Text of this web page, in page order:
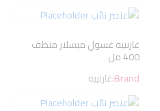
غارنييه غسول ميسلار منظف
400 مل
Brand:غارنييه